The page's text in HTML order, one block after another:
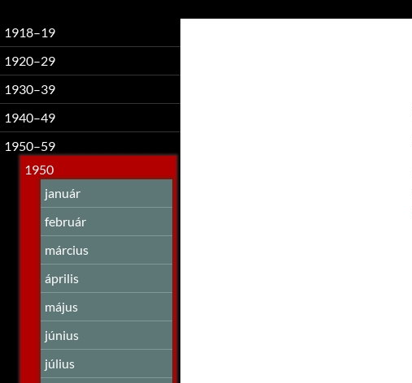
1918–19
1920–29
1930–39
1940–49
1950–59
1950
január
február
március
április
május
június
július